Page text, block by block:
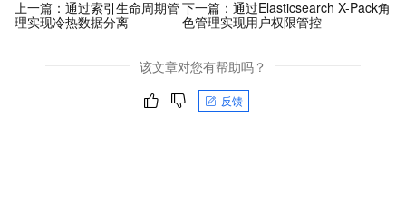
上一篇： 通过索引生命周期管
理实现冷热数据分离
下一篇：通过Elasticsearch X-Pack角
色管理实现用户权限管控
该文章对您有帮助吗？
反馈